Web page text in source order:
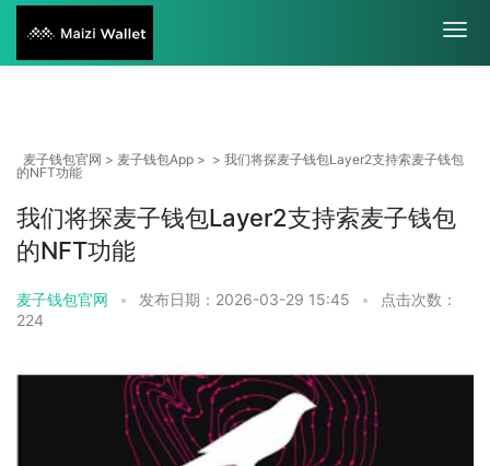
麦子钱包官网 > 麦子钱包App > > 我们将探麦子钱包Layer2支持索麦子钱包
的NFT功能
我们将探麦子钱包Layer2支持索麦子钱包
的NFT功能
麦子钱包官网 • 发布日期：2026-03-29 15:45 •
点击次数：
224